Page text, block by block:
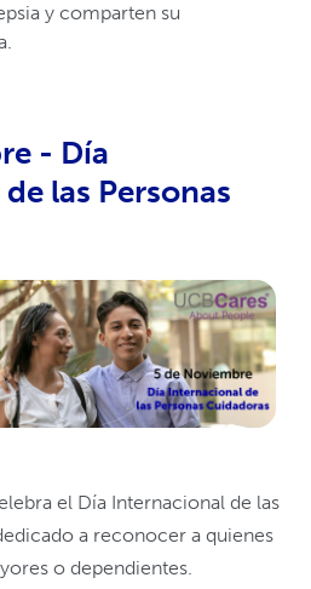
y comparten su
- Día
las Personas
el Día Internacional de las
a reconocer a quienes
o dependientes.